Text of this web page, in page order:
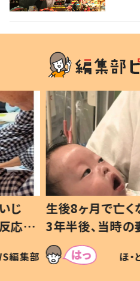
じ
応に
編集部
生後8ヶ月で亡
3年半後、当時
てあった本音とは
ほ